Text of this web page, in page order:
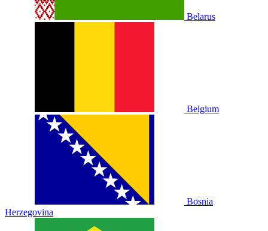
Belarus
Belgium
Bosnia
Herzegovina